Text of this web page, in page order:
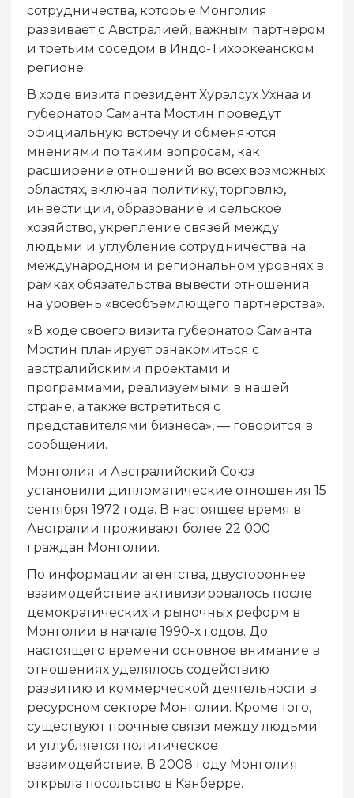
сотрудничества, которые Монголия
развивает с Австралией, важным партнером
и третьим соседом в Индо-Тихоокеанском
регионе.
В ходе визита президент Хурэлсух Ухнаа и
губернатор Саманта Мостин проведут
официальную встречу и обменяются
мнениями по таким вопросам, как
расширение отношений во всех возможных
областях, включая политику, торговлю,
инвестиции, образование и сельское
хозяйство, укрепление связей между
людьми и углубление сотрудничества на
международном и региональном уровнях в
рамках обязательства вывести отношения
на уровень «всеобъемлющего партнерства».
«В ходе своего визита губернатор Саманта
Мостин планирует ознакомиться с
австралийскими проектами и
программами, реализуемыми в нашей
стране, а также встретиться с
представителями бизнеса», — говорится в
сообщении.
Монголия и Австралийский Союз
установили дипломатические отношения 15
сентября 1972 года. В настоящее время в
Австралии проживают более 22 000
граждан Монголии.
По информации агентства, двустороннее
взаимодействие активизировалось после
демократических и рыночных реформ в
Монголии в начале 1990-х годов. До
настоящего времени основное внимание в
отношениях уделялось содействию
развитию и коммерческой деятельности в
ресурсном секторе Монголии. Кроме того,
существуют прочные связи между людьми
и углубляется политическое
взаимодействие. В 2008 году Монголия
открыла посольство в Канберре.